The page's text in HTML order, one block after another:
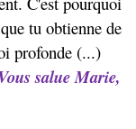
tu obtienne de
profonde (...)
salue Marie,